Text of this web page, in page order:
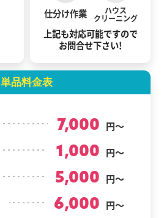
仕分け作業 ハウス
クリーニング
上記も対応可能ですので
お問合せ下さい!
単品料金表
7,000 円～
1,000 円～
5,000 円～
6,000 円～